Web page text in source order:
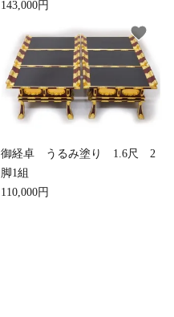
143,000円
御経卓 うるみ塗り 1.6尺 2
脚1組
110,000円
favorite